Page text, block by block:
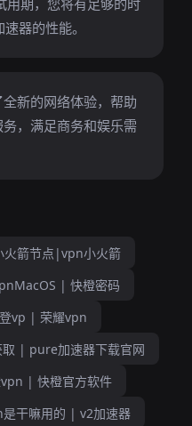
期，您将有足够的时
器的性能。
新的网络体验，帮助
，满足商务和娱乐需
箭节点|vpn小火箭
| 快橙密码
vp | 荣耀vpn
| pure加速器下载官网
| 快橙官方软件
干嘛用的 | v2加速器